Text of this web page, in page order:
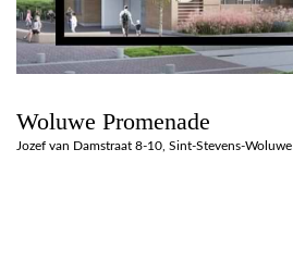
Woluwe Promenade
Jozef van Damstraat 8-10, Sint-Stevens-Woluwe